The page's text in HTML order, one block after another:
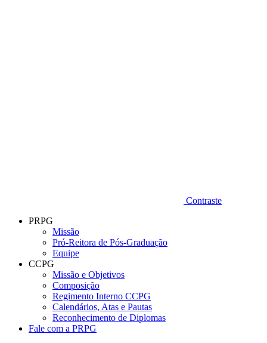
Contraste
PRPG
Missão
Pró-Reitora de Pós-Graduação
Equipe
CCPG
Missão e Objetivos
Composição
Regimento Interno CCPG
Calendários, Atas e Pautas
Reconhecimento de Diplomas
Fale com a PRPG